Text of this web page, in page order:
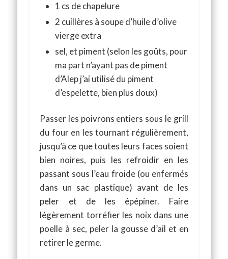
1 cs de chapelure
2 cuillères à soupe d’huile d’olive
vierge extra
sel, et piment (selon les goûts, pour
ma part n’ayant pas de piment
d’Alep j’ai utilisé du piment
d’espelette, bien plus doux)
Passer les poivrons entiers sous le grill
du four en les tournant régulièrement,
jusqu’à ce que toutes leurs faces soient
bien noires, puis les refroidir en les
passant sous l’eau froide (ou enfermés
dans un sac plastique) avant de les
peler et de les épépiner. Faire
légèrement torréfier les noix dans une
poelle à sec, peler la gousse d’ail et en
retirer le germe.